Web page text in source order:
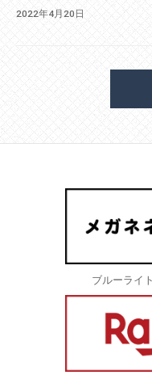
2022年4月20日
ブルーライ